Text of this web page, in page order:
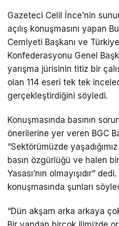
Gazeteci Celil İnce’nin
açılış konuşmasını yapan
Cemiyeti Başkanı ve
Konfederasyonu Genel
yarışma jürisinin titiz bir
olan 114 eseri tek tek
gerçekleştirdiğini söyledi.
Konuşmasında basının
önerilerine yer veren BGC
“Sektörümüzde
basın özgürlüğü ve halen
Yasası’nın olmayışıdır”
konuşmasında şunları
“Dün akşam arka arkaya